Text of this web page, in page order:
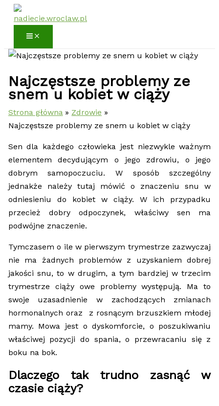
Przejdź
Najczęstsze problemy ze
snem u kobiet w ciąży
Strona główna
Zdrowie
Najczęstsze problemy ze snem u kobiet w ciąży
Sen dla każdego człowieka jest niezwykle ważnym
elementem decydującym o jego zdrowiu, o jego
dobrym samopoczuciu. W sposób szczególny
jednakże należy tutaj mówić o znaczeniu snu w
odniesieniu do kobiet w ciąży. W ich przypadku
przecież dobry odpoczynek, właściwy sen ma
podwójne znaczenie.
Tymczasem o ile w pierwszym trymestrze zazwyczaj
nie ma żadnych problemów z uzyskaniem dobrej
jakości snu, to w drugim, a tym bardziej w trzecim
trymestrze ciąży owe problemy występują. Ma to
swoje uzasadnienie w zachodzących zmianach
hormonalnych oraz z rosnącym brzuszkiem młodej
mamy. Mowa jest o dyskomforcie, o poszukiwaniu
właściwej pozycji do spania, o przewracaniu się z
boku na bok.
Dlaczego tak trudno zasnąć w
czasie ciąży?